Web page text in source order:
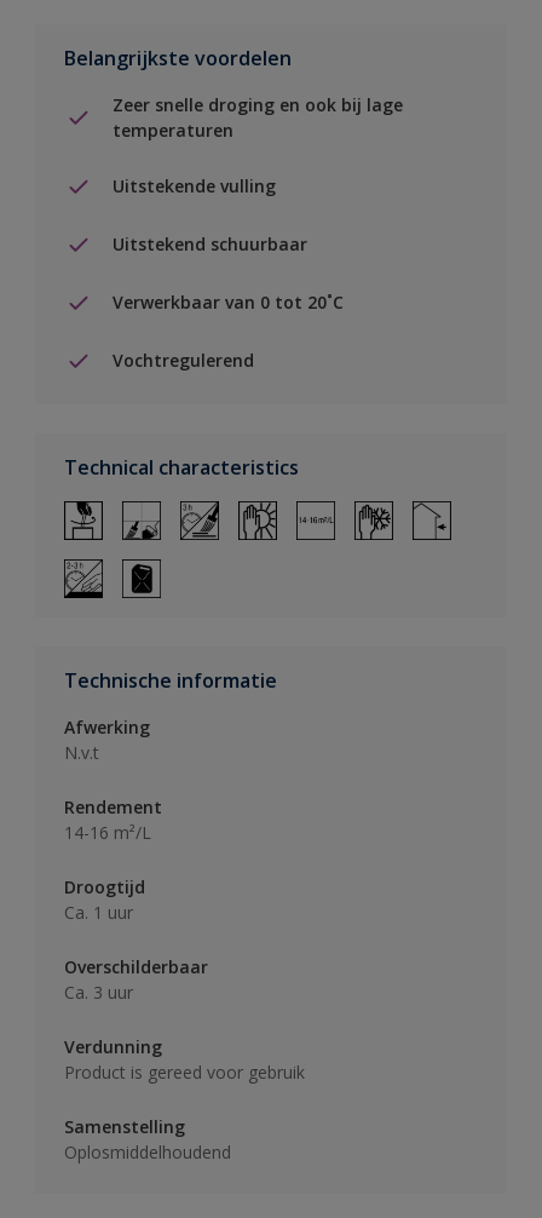
Belangrijkste voordelen
Zeer snelle droging en ook bij lage
temperaturen
Uitstekende vulling
Uitstekend schuurbaar
Verwerkbaar van 0 tot 20˚C
Vochtregulerend
Technical characteristics
Technische informatie
Afwerking
N.v.t
Rendement
14-16 m²/L
Droogtijd
Ca. 1 uur
Overschilderbaar
Ca. 3 uur
Verdunning
Product is gereed voor gebruik
Samenstelling
Oplosmiddelhoudend